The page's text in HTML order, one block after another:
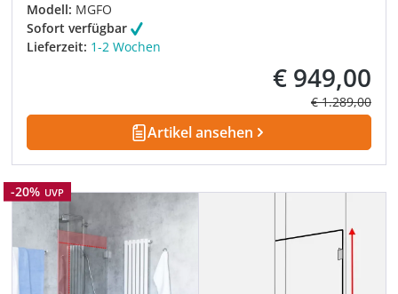
Modell: MGFO
Sofort verfügbar
Lieferzeit: 1-2 Wochen
Verkaufspreis:
€ 949,00
Regulärer
€ 1.289,00
Artikel ansehen
Rabatt
-20% UVP